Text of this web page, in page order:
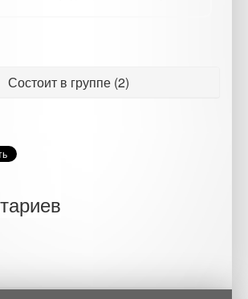
Состоит в группе (2)